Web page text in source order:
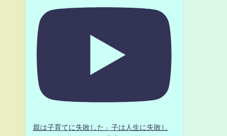
親は子育てに失敗した」子は人生に失敗し